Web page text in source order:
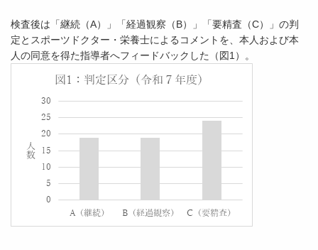
検査後は「継続（A）」「経過観察（B）」「要精査（C）」の判
定とスポーツドクター・栄養士によるコメントを、本人および本
人の同意を得た指導者へフィードバックした（図1）。